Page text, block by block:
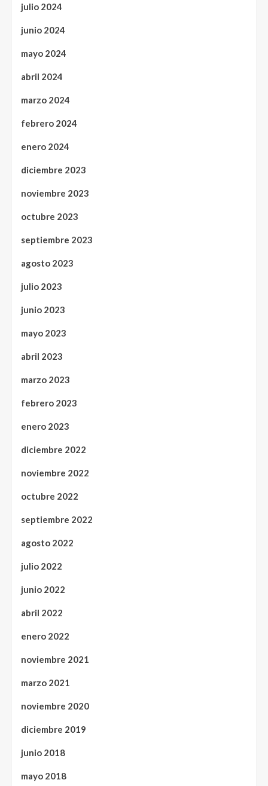
julio 2024
junio 2024
mayo 2024
abril 2024
marzo 2024
febrero 2024
enero 2024
diciembre 2023
noviembre 2023
octubre 2023
septiembre 2023
agosto 2023
julio 2023
junio 2023
mayo 2023
abril 2023
marzo 2023
febrero 2023
enero 2023
diciembre 2022
noviembre 2022
octubre 2022
septiembre 2022
agosto 2022
julio 2022
junio 2022
abril 2022
enero 2022
noviembre 2021
marzo 2021
noviembre 2020
diciembre 2019
junio 2018
mayo 2018